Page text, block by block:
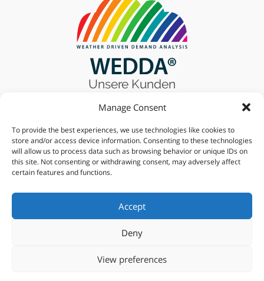
Manage Consent
To provide the best experiences, we use technologies like cookies to
store and/or access device information. Consenting to these technologies
will allow us to process data such as browsing behavior or unique IDs on
this site. Not consenting or withdrawing consent, may adversely affect
certain features and functions.
Accept
Deny
View preferences
Unsere Kunden
Finden Sie uns auf
Finde uns auf